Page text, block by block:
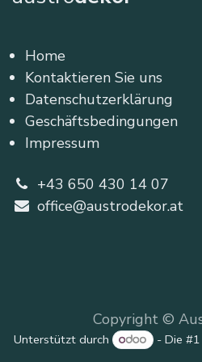
Home
Kontaktieren Sie uns
Datenschutzerklärung
Geschäftsbedingungen
Impressum
+43 650 430 14 07
office@austrodekor.at
Copyright ©
Unterstützt durch - Die #1